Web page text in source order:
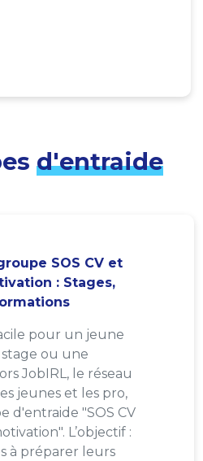
d'entraide
SOS CV et
: Stages,
pour un jeune
ou une
JobIRL, le réseau
jeunes et les pro,
d'entraide "SOS CV
L’objectif :
à préparer leurs